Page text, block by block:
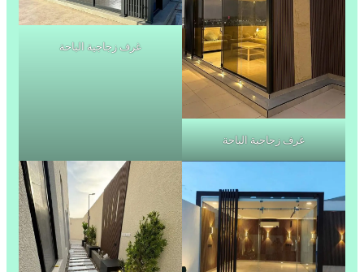
غرف زجاجية الباحة
غرف زجاجية الباحة